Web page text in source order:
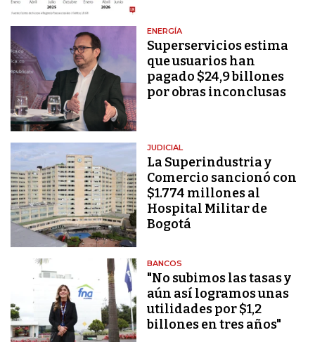
ENERGÍA
Superservicios estima
que usuarios han
pagado $24,9 billones
por obras inconclusas
JUDICIAL
La Superindustria y
Comercio sancionó con
$1.774 millones al
Hospital Militar de
Bogotá
BANCOS
"No subimos las tasas y
aún así logramos unas
utilidades por $1,2
billones en tres años"